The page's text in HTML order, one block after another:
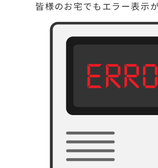
皆様のお宅でもエラー表示